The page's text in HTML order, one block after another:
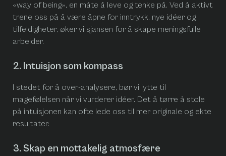
«way of being», en måte å leve og tenke på. Ved å aktivt
trene oss på å være åpne for inntrykk, nye idéer og
tilfeldigheter, øker vi sjansen for å skape meningsfulle
arbeider.
2. Intuisjon som kompass
I stedet for å over-analysere, bør vi lytte til
magefølelsen når vi vurderer idéer. Det å tørre å stole
på intuisjonen kan ofte lede oss til mer originale og ekte
resultater.
3. Skap en mottakelig atmosfære